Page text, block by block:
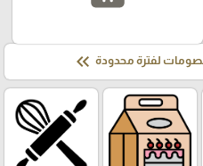
لفترة محدودة keyboard_double_arrow_left